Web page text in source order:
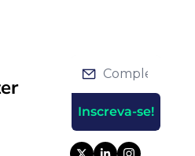
Inscreva-se!